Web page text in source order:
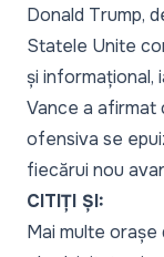
Donald Trump,
Statele Unite
și informațional,
Vance a afirmat
ofensiva se
fiecărui nou
CITIȚI ȘI:
Mai multe orașe